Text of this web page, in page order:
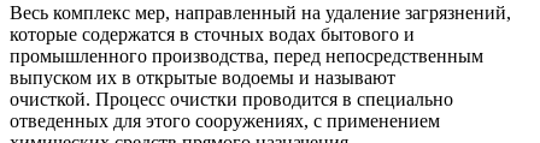
Весь комплекс мер, направленный на удаление загрязнений,
которые содержатся в сточных водах бытового и
промышленного производства, перед непосредственным
выпуском их в открытые водоемы и называют
очисткой. Процесс очистки проводится в специально
отведенных для этого сооружениях, с применением